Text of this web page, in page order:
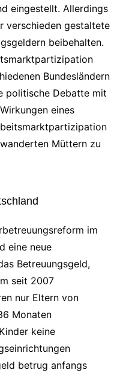
eingestellt. Allerdings
verschieden gestaltete
beibehalten.
Bundesländern
politische Debatte mit
eines
Müttern zu
im
eine neue
Betreuungsgeld,
seit 2007
nur Eltern von
Monaten
keine
betrug anfangs